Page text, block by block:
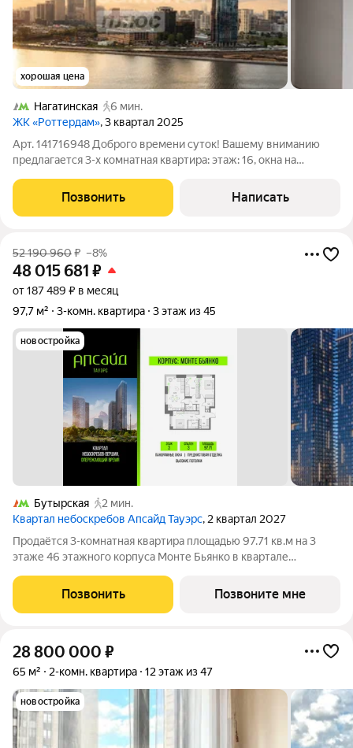
хорошая цена
Нагатинская
6 мин.
ЖК «Роттердам», 3 квартал 2025
Арт. 141716948 Доброго времени суток! Вашему вниманию
предлагается 3-х комнатная квартира: этаж: 16, окна на
box от застройщика изолированная планировка: мастер -
спальня для родителей с
Позвонить Написать
52 190 960₽ –8%
48 015 681 ₽
от 187 489 ₽ в месяц
97,7 м²
3-комн. квартира 3 этаж из 45
новостройка
Бутырская
2 мин.
Квартал небоскребов Апсайд Тауэрс, 2 квартал 2027
Продаётся 3-комнатная квартира площадью 97.71 кв.м на 3
этаже 46 этажного корпуса Монте Бьянко в квартале
отделка,с видом на Бизнес-парк Останкино, прогулочный
бульвар, детский сад, школу,
Позвонить Позвоните мне
28 800 000 ₽
65 м² 2-комн. квартира 12 этаж из 47
новостройка